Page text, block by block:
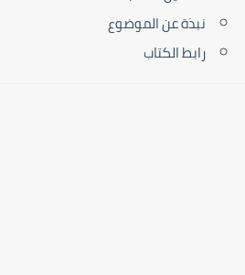
نبذة عن الموضوع
رابط الكتاب